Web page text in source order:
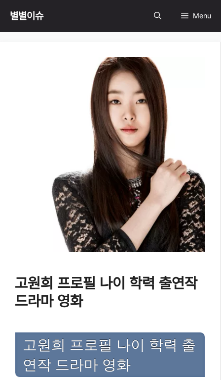
Skip별별이슈 Menu
고원희 프로필 나이 학력 출연작
드라마 영화
고원희 프로필 나이 학력 출
연작 드라마 영화